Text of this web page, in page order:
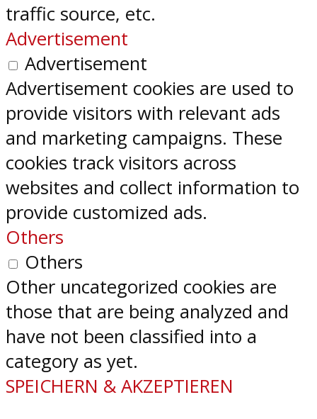
traffic source, etc.
Advertisement
Advertisement
Advertisement cookies are used to
provide visitors with relevant ads
and marketing campaigns. These
cookies track visitors across
websites and collect information to
provide customized ads.
Others
Others
Other uncategorized cookies are
those that are being analyzed and
have not been classified into a
category as yet.
SPEICHERN & AKZEPTIEREN